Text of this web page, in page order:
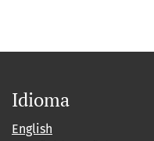
Idioma
English